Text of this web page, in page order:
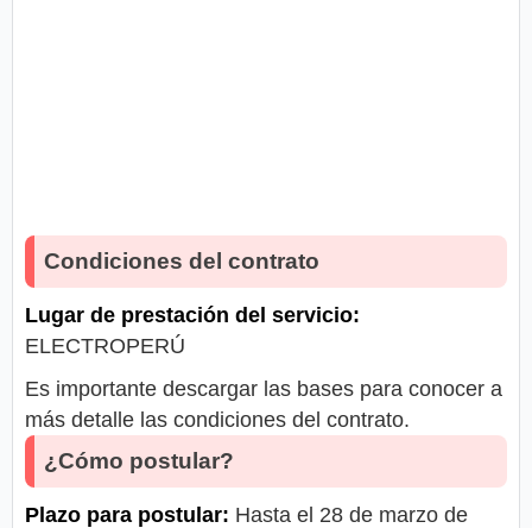
Condiciones del contrato
Lugar de prestación del servicio:
ELECTROPERÚ
Es importante descargar las bases para conocer a
más detalle las condiciones del contrato.
¿Cómo postular?
Plazo para postular: Hasta el 28 de marzo de